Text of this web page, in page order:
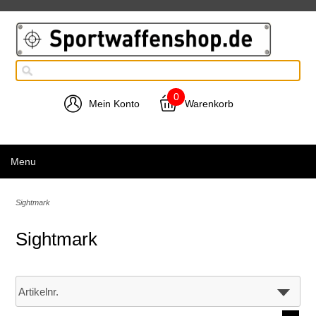
Mein Konto
0
Warenkorb
Menu
Sightmark
Sightmark